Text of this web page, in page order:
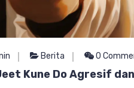
Berita 0
Kune Do Agresif